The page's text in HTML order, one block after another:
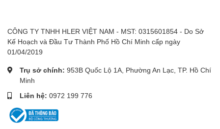
CÔNG TY TNHH HLER VIỆT NAM - MST: 0315601854 - Do Sở
Kế Hoạch và Đầu Tư Thành Phố Hồ Chí Minh cấp ngày
01/04/2019
Trụ sở chính: 953B Quốc Lộ 1A, Phường An Lạc, TP. Hồ Chí
Minh
Liên hệ: 0972 199 776